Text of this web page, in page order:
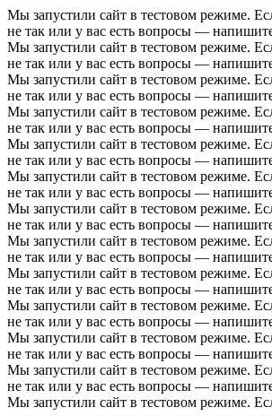
Мы запустили сайт в тестовом режиме.
не так или у вас есть вопросы —
Мы запустили сайт в тестовом режиме.
не так или у вас есть вопросы —
Мы запустили сайт в тестовом режиме.
не так или у вас есть вопросы —
Мы запустили сайт в тестовом режиме.
не так или у вас есть вопросы —
Мы запустили сайт в тестовом режиме.
не так или у вас есть вопросы —
Мы запустили сайт в тестовом режиме.
не так или у вас есть вопросы —
Мы запустили сайт в тестовом режиме.
не так или у вас есть вопросы —
Мы запустили сайт в тестовом режиме.
не так или у вас есть вопросы —
Мы запустили сайт в тестовом режиме.
не так или у вас есть вопросы —
Мы запустили сайт в тестовом режиме.
не так или у вас есть вопросы —
Мы запустили сайт в тестовом режиме.
не так или у вас есть вопросы —
Мы запустили сайт в тестовом режиме.
не так или у вас есть вопросы —
Мы запустили сайт в тестовом режиме.